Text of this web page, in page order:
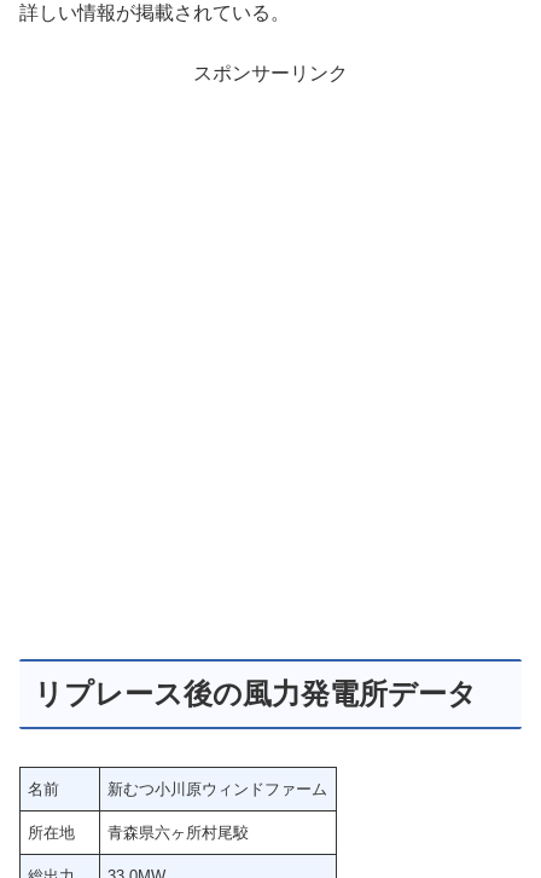
詳しい情報が掲載されている。
スポンサーリンク
リプレース後の風力発電所データ
名前 新むつ小川原ウィンドファーム
所在地 青森県六ヶ所村尾駮